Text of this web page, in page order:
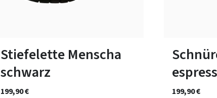
Stiefelette Menscha
schwarz
199,90 € 199,90 €